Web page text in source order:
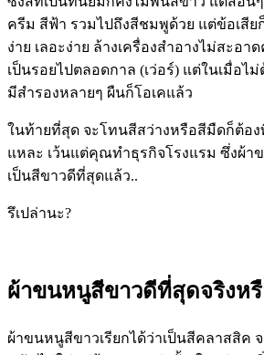
ครีม สีฟ้า รวมไปถึงสีชมพูด้วย แต่ข้อเสีย
ง่าย เลอะง่าย ล้างเครื่องสำอางไม่สะอา
เป็นรอยไปตลอดกาล (เว่อร์) แต่ในเมื่อไม่
มีสำรองหลายๆ ผืนก็โอเคแล้ว
ในท้ายที่สุด จะโทนสีสว่างหรือสีมืดก็ต้อ
แหละ เว้นแต่คุณทำธุรกิจโรงแรม ซึ่งผ้า
เป็นสีขาวดีที่สุดแล้ว..
รึเปล่านะ?
ผ้าขนหนูสีขาวดีที่สุดจริงห
ผ้าขนหนูสีขาวเรียกได้ว่าเป็นสีคลาสสิค